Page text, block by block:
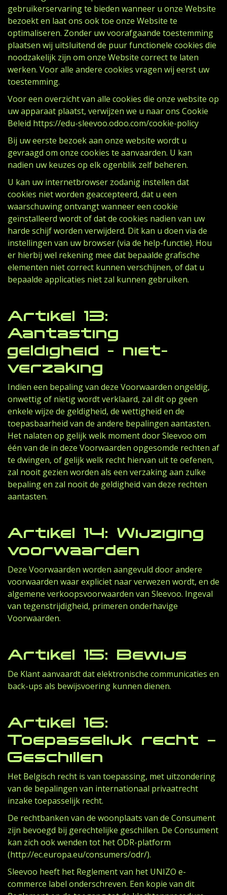
gebruikerservaring te bieden wanneer u onze Website
bezoekt en laat ons ook toe onze Website te
optimaliseren. Zonder uw voorafgaande toestemming
plaatsen wij uitsluitend de puur functionele cookies die
noodzakelijk zijn om onze Website correct te laten
werken. Voor alle andere cookies vragen wij eerst uw
toestemming.
Voor een overzicht van alle cookies die onze website op
uw apparaat plaatst, verwijzen we u naar ons Cookie
Beleid https://edu-sleevoo.odoo.com/cookie-policy
Bij uw eerste bezoek aan onze website wordt u
gevraagd om onze cookies te aanvaarden. U kan
nadien uw keuzes op elk ogenblik zelf beheren.
U kan uw internetbrowser zodanig instellen dat
cookies niet worden geaccepteerd, dat u een
waarschuwing ontvangt wanneer een cookie
geïnstalleerd wordt of dat de cookies nadien van uw
harde schijf worden verwijderd. Dit kan u doen via de
instellingen van uw browser (via de help-functie). Hou
er hierbij wel rekening mee dat bepaalde grafische
elementen niet correct kunnen verschijnen, of dat u
bepaalde applicaties niet zal kunnen gebruiken.
Artikel 13:
Aantasting
geldigheid - niet-
verzaking
Indien een bepaling van deze Voorwaarden ongeldig,
onwettig of nietig wordt verklaard, zal dit op geen
enkele wijze de geldigheid, de wettigheid en de
toepasbaarheid van de andere bepalingen aantasten.
Het nalaten op gelijk welk moment door Sleevoo om
één van de in deze Voorwaarden opgesomde rechten af
te dwingen, of gelijk welk recht hiervan uit te oefenen,
zal nooit gezien worden als een verzaking aan zulke
bepaling en zal nooit de geldigheid van deze rechten
aantasten.
Artikel 14: Wijziging
voorwaarden
Deze Voorwaarden worden aangevuld door andere
voorwaarden waar expliciet naar verwezen wordt, en de
algemene verkoopsvoorwaarden van Sleevoo. Ingeval
van tegenstrijdigheid, primeren onderhavige
Voorwaarden.
Artikel 15: Bewijs
De Klant aanvaardt dat elektronische communicaties en
back-ups als bewijsvoering kunnen dienen.
Artikel 16:
Toepasselijk recht –
Geschillen
Het Belgisch recht is van toepassing, met uitzondering
van de bepalingen van internationaal privaatrecht
inzake toepasselijk recht.
De rechtbanken van de woonplaats van de Consument
zijn bevoegd bij gerechtelijke geschillen. De Consument
kan zich ook wenden tot het ODR-platform
(http://ec.europa.eu/consumers/odr/).
Sleevoo heeft het Reglement van het UNIZO e-
commerce label onderschreven. Een kopie van dit